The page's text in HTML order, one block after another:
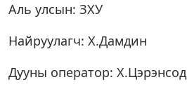
Аль улсын: ЗХУ
Найруулагч: Х.Дамдин
Дууны оператор: